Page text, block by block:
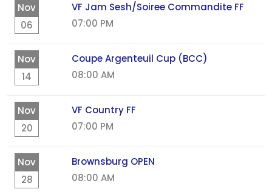
Nov
06
VF Jam Sesh/Soiree Commandite FF
07:00 PM
Nov
14
Coupe Argenteuil Cup (BCC)
08:00 AM
Nov
20
VF Country FF
07:00 PM
Nov
28
Brownsburg OPEN
08:00 AM